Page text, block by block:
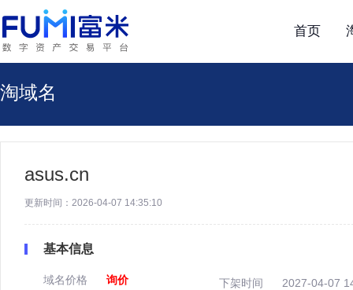
首页
淘域名
asus.cn
更新时间：2026-04-07 14:35:10
基本信息
域名价格 询价 下架时间 2027-04-07